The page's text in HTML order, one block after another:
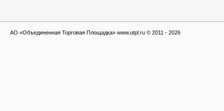
АО «Объединенная Торговая Площадка» www.utpl.ru © 2011 - 2026